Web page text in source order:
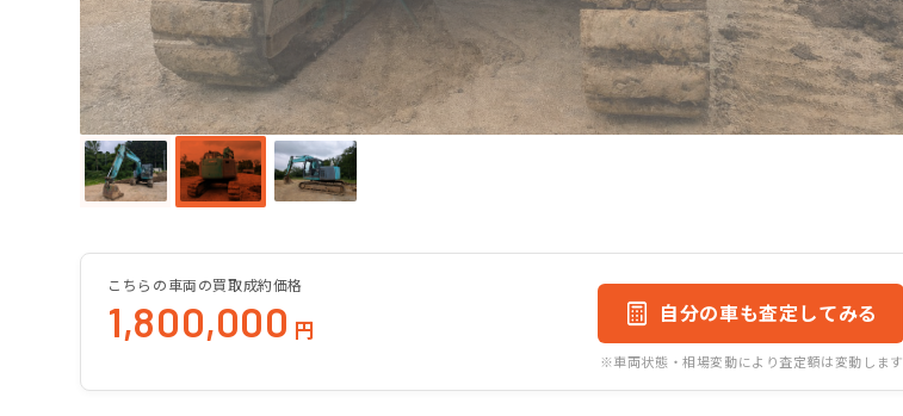
こちらの車両の買取成約価格
1,800,000 円
自分の車も査定してみる
※車両状態・相場変動により査定額は変動します